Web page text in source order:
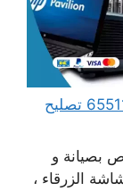
مهندس كمبيوتر العارضية الصناعية 65511033 تصليح
بصيانة و
الزرقاء ،